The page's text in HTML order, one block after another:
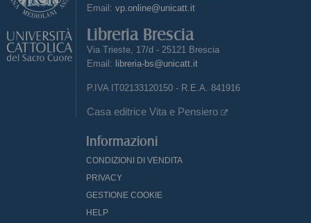
Email: vp.online@unicatt.it
Libreria Brescia
Via Trieste, 17/d - 25121 Brescia
Email: libreria-bs@unicatt.it
P.IVA IT02133120150 - R.E.A. 841916
Casa editrice Vita e Pensiero
Informazioni
CONDIZIONI DI VENDITA
PRIVACY
GESTIONE COOKIE
HELP